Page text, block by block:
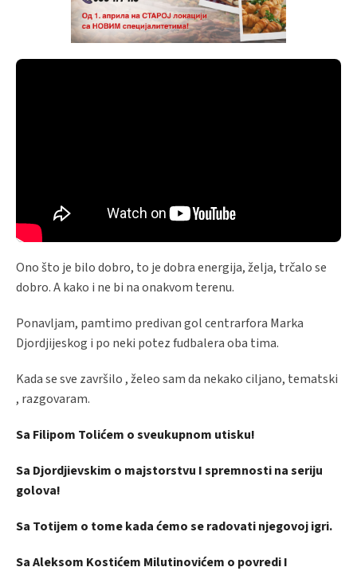
Ono što je bilo dobro, to je dobra energija, želja, trčalo se
dobro. A kako i ne bi na onakvom terenu.
Ponavljam, pamtimo predivan gol centrarfora Marka
Djordjijeskog i po neki potez fudbalera oba tima.
Kada se sve završilo , želeo sam da nekako ciljano, tematski
, razgovaram.
Sa Filipom Tolićem o sveukupnom utisku!
Sa Djordjievskim o majstorstvu I spremnosti na seriju
golova!
Sa Totijem o tome kada ćemo se radovati njegovoj igri.
Sa Aleksom Kostićem Milutinovićem o povredi I